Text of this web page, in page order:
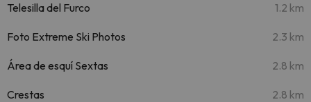
Telesilla del Furco 1.2 km
Foto Extreme Ski Photos 2.3 km
Área de esquí Sextas 2.8 km
Crestas 2.8 km